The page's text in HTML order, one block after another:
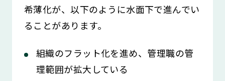
希薄化が、以下のように水面下で進んでい
ることがあります。
組織のフラット化を進め、管理職の管
理範囲が拡大している